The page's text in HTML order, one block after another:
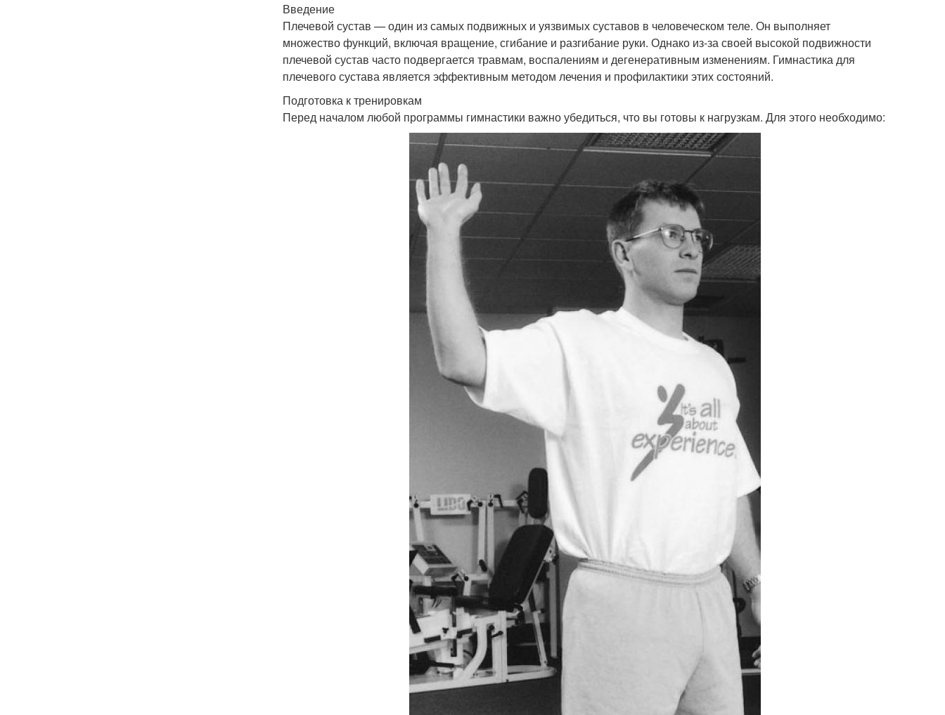
Введение
Плечевой сустав — один из самых подвижных и уязвимых суставов в человеческом теле. Он выполняет
множество функций, включая вращение, сгибание и разгибание руки. Однако из-за своей высокой подвижности
плечевой сустав часто подвергается травмам, воспалениям и дегенеративным изменениям. Гимнастика для
плечевого сустава является эффективным методом лечения и профилактики этих состояний.
Подготовка к тренировкам
Перед началом любой программы гимнастики важно убедиться, что вы готовы к нагрузкам. Для этого необходимо: